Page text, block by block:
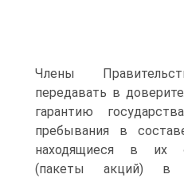
Члены
передавать в
гарантию
пребывания в
находящиеся в их
(пакеты акций) в